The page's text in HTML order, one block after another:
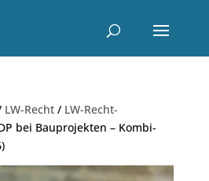
LW-Recht/ LW-Recht-
bei Bauprojekten – Kombi-